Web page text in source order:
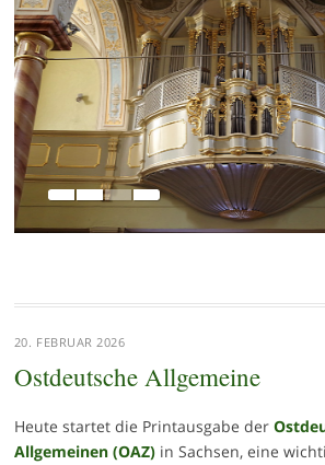
20. FEBRUAR 2026
Ostdeutsche Allgemeine
Heute startet die Printausgabe der
Allgemeinen (OAZ)in Sachsen, eine